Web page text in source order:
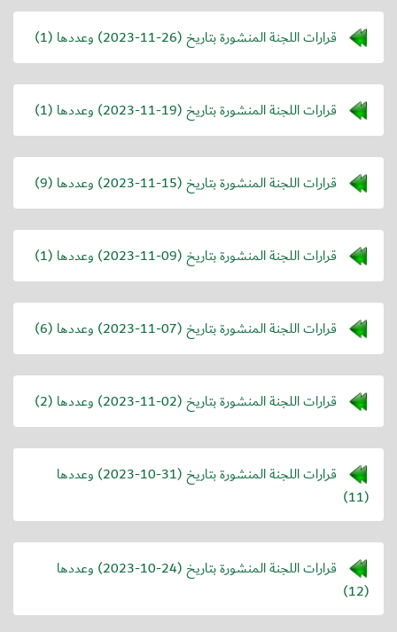
قرارات اللجنة المنشورة بتاريخ (2023-11-26) وعددها (1)
قرارات اللجنة المنشورة بتاريخ (2023-11-19) وعددها (1)
قرارات اللجنة المنشورة بتاريخ (2023-11-15) وعددها (9)
قرارات اللجنة المنشورة بتاريخ (2023-11-09) وعددها (1)
قرارات اللجنة المنشورة بتاريخ (2023-11-07) وعددها (6)
قرارات اللجنة المنشورة بتاريخ (2023-11-02) وعددها (2)
قرارات اللجنة المنشورة بتاريخ (2023-10-31) وعددها
(11)
قرارات اللجنة المنشورة بتاريخ (2023-10-24) وعددها
(12)